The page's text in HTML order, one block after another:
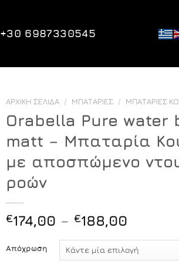
+30 6987330545
ΑΡΧΙΚΉ ΣΕΛΊΔΑ / ΜΠΑΤΑΡΊΕΣ / ΜΠΑΤΑΡΊΕΣ
Orabella Pure water
matt – Μπαταρία
με αποσπώμενο
ροών
€174,00 – €188,00
€174,00
Απόχρωση